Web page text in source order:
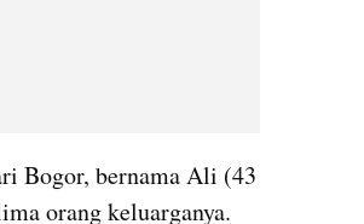
Bogor, bernama Ali (43
orang keluarganya.